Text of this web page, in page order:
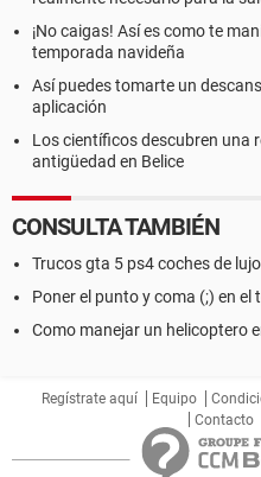
¡No caigas! Así es como te
temporada navideña
Así puedes tomarte un
aplicación
Los científicos descubren una
antigüedad en Belice
CONSULTA TAMBIÉN
Trucos gta 5 ps4 coches de lujo
Poner el punto y coma (;) en el
Como manejar un helicoptero
Regístrate aquí Equipo
Contacto